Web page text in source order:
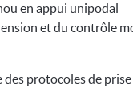
en appui unipodal
et du contrôle
des protocoles de